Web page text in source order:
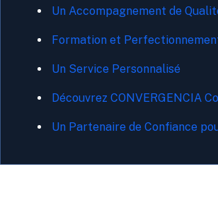
Un Accompagnement de
Formation et
Un Service Personnalisé
Découvrez CONVERGENCIA
Un Partenaire de Confiance